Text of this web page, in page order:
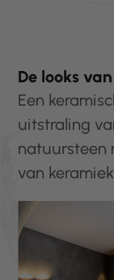
De looks
Een
uitstraling
natuursteen
van